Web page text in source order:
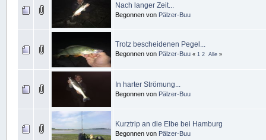
Nach langer Zeit...
Begonnen von Pälzer-Buu
Trotz bescheidenen Pegel...
Begonnen von Pälzer-Buu « 1 2 Alle»
In harter Strömung...
Begonnen von Pälzer-Buu
Kurztrip an die Elbe bei Hamburg
Begonnen von Pälzer-Buu